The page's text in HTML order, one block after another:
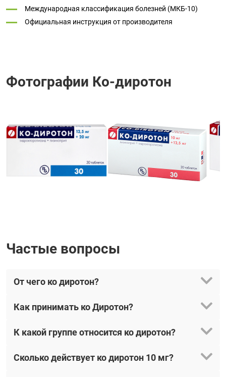
Международная классификация болезней (МКБ-10)
Официальная инструкция от производителя
Фотографии Ко-диротон
Частые вопросы
От чего ко диротон?
Как принимать ко Диротон?
К какой группе относится ко диротон?
Сколько действует ко диротон 10 мг?